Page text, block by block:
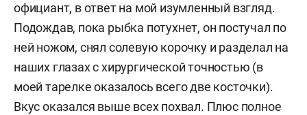
официант, в ответ на мой изумленный взгляд.
Подождав, пока рыбка потухнет, он постучал по
ней ножом, снял солевую корочку и разделал на
наших глазах с хирургической точностью (в
моей тарелке оказалось всего две косточки).
Вкус оказался выше всех похвал. Плюс полное